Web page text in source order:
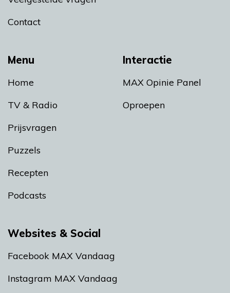
Menu
Home
TV & Radio
Prijsvragen
Puzzels
Recepten
Podcasts
Interactie
MAX Opinie Panel
Oproepen
Contact
Websites & Social
Facebook MAX Vandaag
Instagram MAX Vandaag